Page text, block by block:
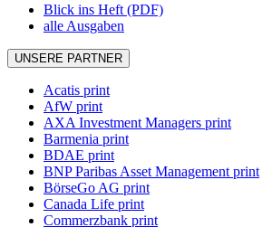
Blick ins Heft (PDF)
alle Ausgaben
UNSERE PARTNER
Acatis print
AfW print
AXA Investment Managers print
Barmenia print
BDAE print
BNP Paribas Asset Management print
BörseGo AG print
Canada Life print
Commerzbank print